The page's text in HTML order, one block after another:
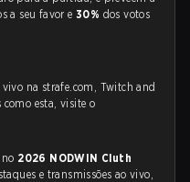
a seu favor e30% dos votos
vivo na strafe.com, Twitch and
esta, visite o
2026 NODWIN Cluth
e transmissões ao vivo,